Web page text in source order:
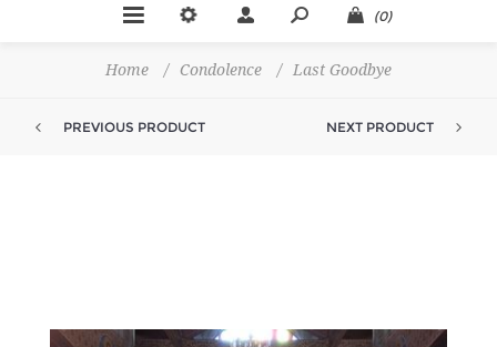
(0)
Home / Condolence / Last Goodbye
PREVIOUS PRODUCT NEXT PRODUCT